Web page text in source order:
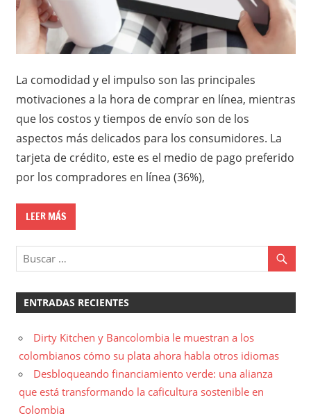
La comodidad y el impulso son las principales
motivaciones a la hora de comprar en línea, mientras
que los costos y tiempos de envío son de los
aspectos más delicados para los consumidores. La
tarjeta de crédito, este es el medio de pago preferido
por los compradores en línea (36%),
LEER MÁS
ENTRADAS RECIENTES
Dirty Kitchen y Bancolombia le muestran a los
colombianos cómo su plata ahora habla otros idiomas
Desbloqueando financiamiento verde: una alianza
que está transformando la caficultura sostenible en
Colombia